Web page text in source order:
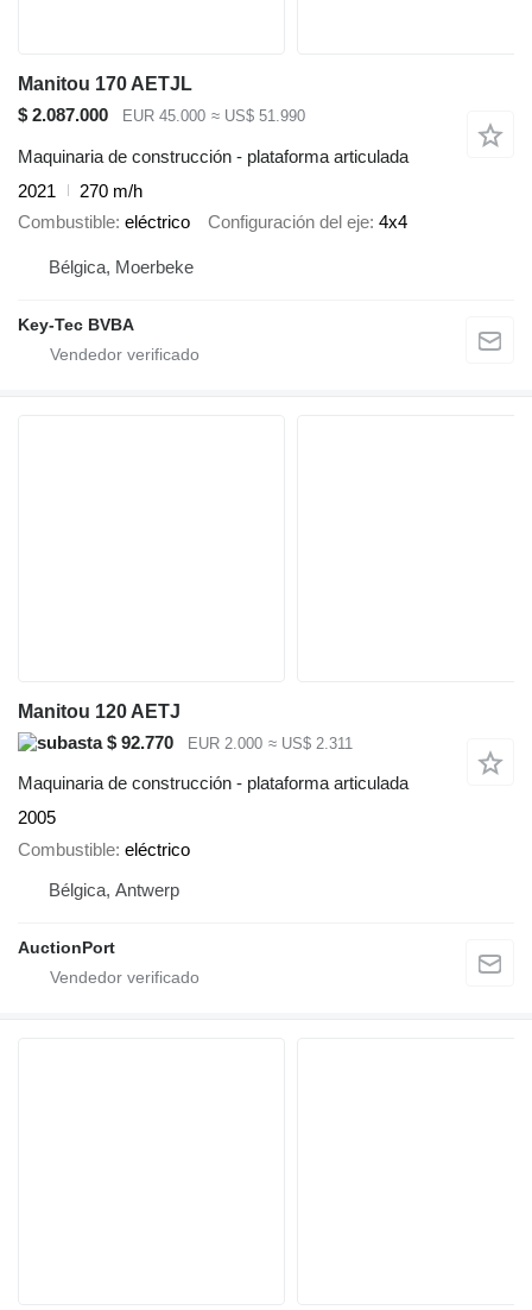
Manitou 170 AETJL
$ 2.087.000
EUR 45.000 ≈ US$ 51.990
Maquinaria de construcción - plataforma articulada
2021
270 m/h
Combustible eléctrico Configuración del eje 4x4
Bélgica, Moerbeke
Key-Tec BVBA
Manitou 120 AETJ
$ 92.770
EUR 2.000 ≈ US$ 2.311
Maquinaria de construcción - plataforma articulada
2005
Combustible eléctrico
Bélgica, Antwerp
AuctionPort